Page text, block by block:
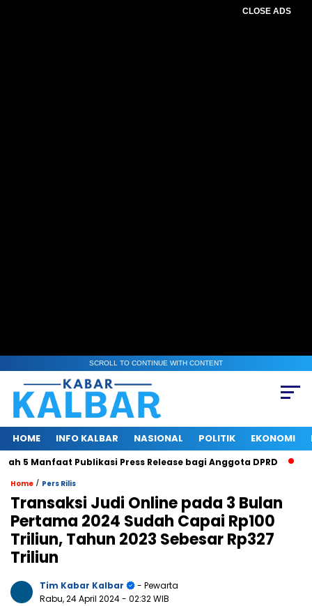
CLOSE ADS
SCROLL TO CONTINUE WITH CONTENT
HOME INFO KALBAR NASIONAL POLITIK EKONOMI
Manfaat Publikasi Press Release bagi Anggota DPRD
Home / Pers Rilis
Transaksi Judi Online pada 3 Bulan
Pertama 2024 Sudah Capai Rp100
Triliun, Tahun 2023 Sebesar Rp327
Triliun
Tim Kabar Kalbar
- Pewarta
Rabu, 24 April 2024- 02:32 WIB